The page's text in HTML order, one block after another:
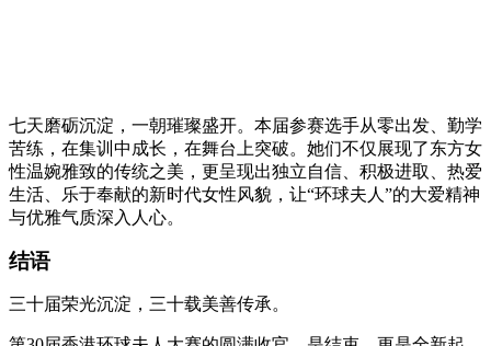
七天磨砺沉淀，一朝璀璨盛开。本届参赛选手从零出发、勤学
苦练，在集训中成长，在舞台上突破。她们不仅展现了东方女
性温婉雅致的传统之美，更呈现出独立自信、积极进取、热爱
生活、乐于奉献的新时代女性风貌，让“环球夫人”的大爱精神
与优雅气质深入人心。
结语
三十届荣光沉淀，三十载美善传承。